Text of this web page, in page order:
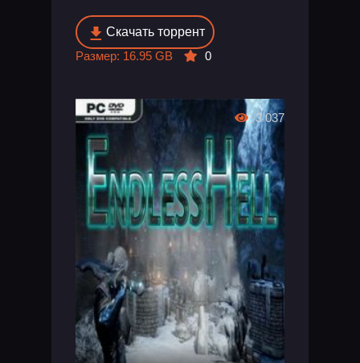
Скачать торрент
Размер: 16.95 GB
0
3 037